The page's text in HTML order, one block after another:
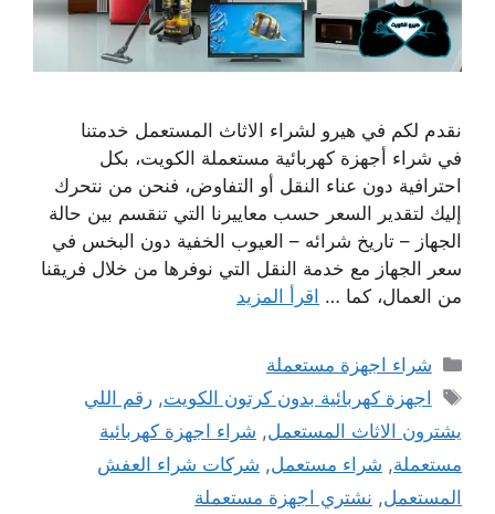
نقدم لكم في هيرو لشراء الاثاث المستعمل خدمتنا
في شراء أجهزة كهربائية مستعملة الكويت، بكل
احترافية دون عناء النقل أو التفاوض، فنحن من نتحرك
إليك لتقدير السعر حسب معاييرنا التي تنقسم بين حالة
الجهاز – تاريخ شرائه – العيوب الخفية دون البخس في
سعر الجهاز مع خدمة النقل التي نوفرها من خلال فريقنا
من العمال، كما … اقرأ المزيد
التصنيفات
شراء اجهزة مستعملة
الوسوم
اجهزة كهربائية بدون كرتون الكويت,رقم اللي
يشترون الاثاث المستعمل, شراء اجهزة كهربائية
مستعملة, شراء مستعمل, شركات شراء العفش
المستعمل, نشتري اجهزة مستعملة